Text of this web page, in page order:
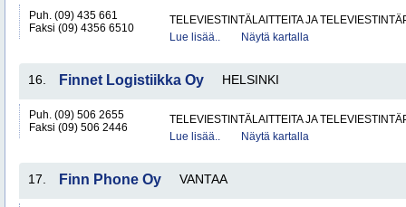
Puh. (09) 435 661
Faksi (09) 4356 6510
TELEVIESTINTÄLAITTEITA JA
Lue lisää..
Näytä kartalla
16. Finnet Logistiikka Oy HELSINKI
Puh. (09) 506 2655
Faksi (09) 506 2446
TELEVIESTINTÄLAITTEITA JA
Lue lisää..
Näytä kartalla
17. Finn Phone Oy VANTAA